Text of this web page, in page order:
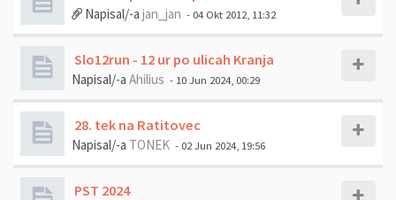
Napisal/-a jan_jan - 04 Okt 2012, 11:32
Slo12run - 12 ur po ulicah Kranja
Napisal/-a Ahilius - 10 Jun 2024, 00:29
28. tek na Ratitovec
Napisal/-a TONEK - 02 Jun 2024, 19:56
PST 2024